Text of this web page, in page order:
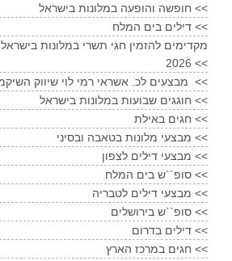
חופשה והופעה במלונות בישראל <<
דילים בים המלח <<
מקדימים להזמין חגי תשרי במלונות בישראל
2026 <<
מבצעים לכ. אשראי רמי לוי שיווק השיקמה <<
חוגגים שבועות במלונות בישראל <<
חגים באילת <<
מבצעי מלונות בטאבה ובסיני <<
מבצעי דילים לצפון <<
סופ``ש בים המלח <<
מבצעי דילים לטבריה <<
סופ``ש בירושלים <<
דילים בדרום <<
חגים במרכז הארץ <<